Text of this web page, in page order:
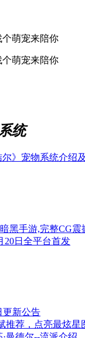
萌宠来陪你
萌宠来陪你
统
尔》宠物系统介绍
黑手游,完整CG震
20日全平台首发
更新公告
推荐，点亮最炫星